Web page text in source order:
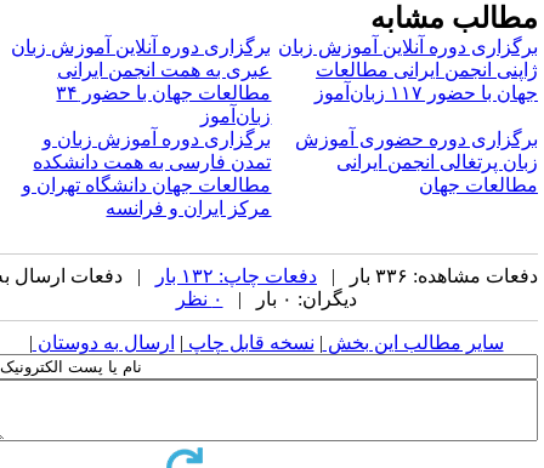
مشابه
دوره آنلاین آموزش زبان
انجمن ایرانی مطالعات
با حضور ۱۱۷ زبان‌آموز
برگزاری دوره آنلاین آموزش زبان
عبری به همت انجمن ایرانی
مطالعات جهان با حضور ۳۴
زبان‌آموز
دوره حضوری آموزش
پرتغالی انجمن ایرانی
جهان
برگزاری دوره آموزش زبان و
تمدن فارسی به همت دانشکده
مطالعات جهان دانشگاه تهران و
مرکز ایران و فرانسه
مشاهده: ۳۳۶ بار | دفعات چاپ: ۱۳۲ بار
| دفعات ارسال به
دیگران: ۰ بار |
سایر مطالب این بخش | نسخه قابل چاپ| ارسال به دوستان|